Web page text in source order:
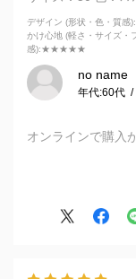
デザイン (形状・色・質感)
かけ心地 (軽さ・サイズ・
感):★★★★★
no name
年代:60代
オンラインで購入
測したものが反映
引き取りを店舗に